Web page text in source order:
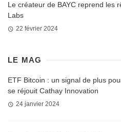
Le créateur de BAYC reprend les
Labs
22 février 2024
LE MAG
ETF Bitcoin : un signal de plus
se réjouit Cathay Innovation
24 janvier 2024